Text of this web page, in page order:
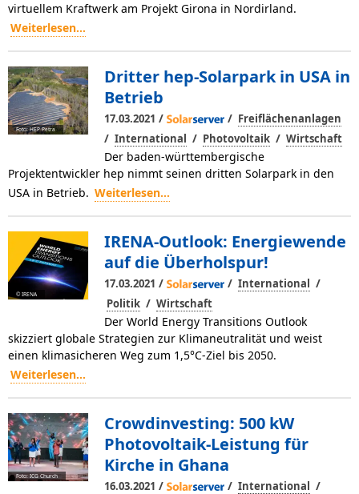
virtuellem Kraftwerk am Projekt Girona in Nordirland.
Weiterlesen...
Foto: HEP Petra
Dritter hep-Solarpark in USA in
Betrieb
17.03.2021 / / Freiflächenanlagen
/ International / Photovoltaik / Wirtschaft
Der baden-württembergische
Projektentwickler hep nimmt seinen dritten Solarpark in den
USA in Betrieb. Weiterlesen...
© IRENA
IRENA-Outlook: Energiewende
auf die Überholspur!
17.03.2021 / / International /
Politik / Wirtschaft
Der World Energy Transitions Outlook
skizziert globale Strategien zur Klimaneutralität und weist
einen klimasicheren Weg zum 1,5°C-Ziel bis 2050.
Weiterlesen...
Foto: ICG Church
Crowdinvesting: 500 kW
Photovoltaik-Leistung für
Kirche in Ghana
16.03.2021 / / International /